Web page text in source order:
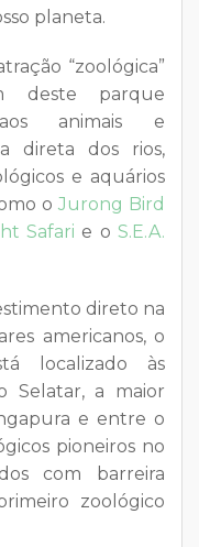
planeta.
“zoológica”
deste parque
animais e
direta dos rios,
e aquários
o Jurong Bird
Safari e oS.E.A.
direto na
americanos, o
localizado às
Selatar, a maior
e entre o
pioneiros no
com barreira
zoológico